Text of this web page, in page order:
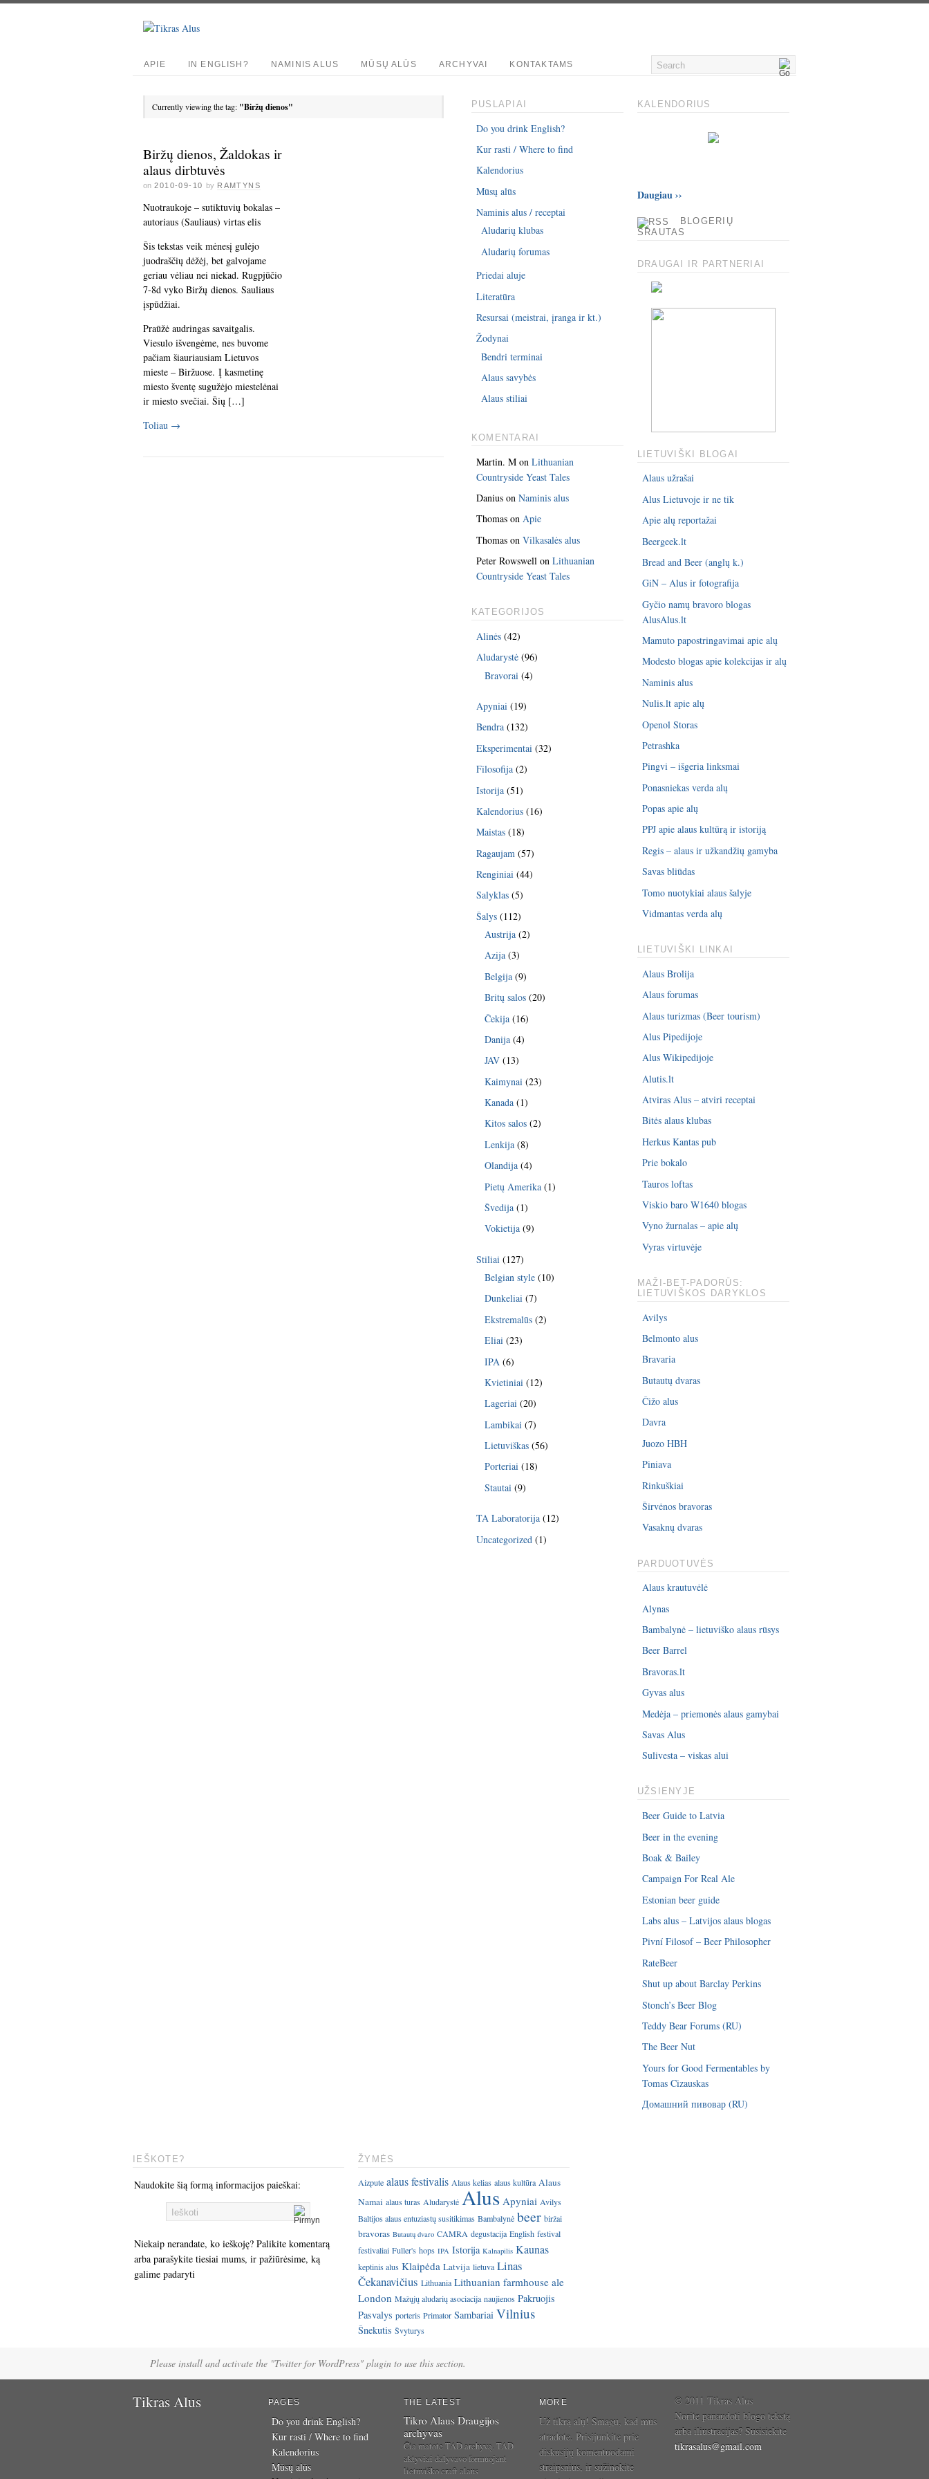
APIE IN ENGLISH? NAMINIS ALUS MŪSŲ ALŪS ARCHYVAI KONTAKTAMS
Currently viewing the tag: "Biržų dienos"
Biržų dienos, Žaldokas ir
alaus dirbtuvės
on 2010-09-10 by RAMTYNS
Nuotraukoje – sutiktuvių bokalas –
autoriaus (Sauliaus) virtas elis
Šis tekstas veik mėnesį gulėjo
juodraščių dėžėj, bet galvojame
geriau vėliau nei niekad. Rugpjūčio
7-8d vyko Biržų dienos. Sauliaus
įspūdžiai.
Praūžė audringas savaitgalis.
Viesulo išvengėme, nes buvome
pačiam šiauriausiam Lietuvos
mieste – Biržuose. Į kasmetinę
miesto šventę sugužėjo miestelėnai
ir miesto svečiai. Šių […]
Toliau →
PUSLAPIAI
Do you drink English?
Kur rasti / Where to find
Kalendorius
Mūsų alūs
Naminis alus / receptai
Aludarių klubas
Aludarių forumas
Priedai aluje
Literatūra
Resursai (meistrai, įranga ir kt.)
Žodynai
Bendri terminai
Alaus savybės
Alaus stiliai
KOMENTARAI
Martin. M onLithuanian
Countryside Yeast Tales
Danius onNaminis alus
Thomas onApie
Thomas onVilkasalės alus
Peter Rowswell onLithuanian
Countryside Yeast Tales
KATEGORIJOS
Alinės (42)
Aludarystė (96)
Bravorai (4)
Apyniai (19)
Bendra (132)
Eksperimentai (32)
Filosofija (2)
Istorija (51)
Kalendorius (16)
Maistas (18)
Ragaujam (57)
Renginiai (44)
Salyklas (5)
Šalys (112)
Austrija (2)
Azija (3)
Belgija (9)
Britų salos (20)
Čekija (16)
Danija (4)
JAV (13)
Kaimynai (23)
Kanada (1)
Kitos salos (2)
Lenkija (8)
Olandija (4)
Pietų Amerika (1)
Švedija (1)
Vokietija (9)
Stiliai (127)
Belgian style (10)
Dunkeliai (7)
Ekstremalūs (2)
Eliai (23)
IPA (6)
Kvietiniai (12)
Lageriai (20)
Lambikai (7)
Lietuviškas (56)
Porteriai (18)
Stautai (9)
TA Laboratorija (12)
Uncategorized (1)
KALENDORIUS
Daugiau››
BLOGERIŲ
SRAUTAS
DRAUGAI IR PARTNERIAI
LIETUVIŠKI BLOGAI
Alaus užrašai
Alus Lietuvoje ir ne tik
Apie alų reportažai
Beergeek.lt
Bread and Beer (anglų k.)
GiN – Alus ir fotografija
Gyčio namų bravoro blogas
AlusAlus.lt
Mamuto papostringavimai apie alų
Modesto blogas apie kolekcijas ir alų
Naminis alus
Nulis.lt apie alų
Openol Storas
Petrashka
Pingvi – išgeria linksmai
Ponasniekas verda alų
Popas apie alų
PPJ apie alaus kultūrą ir istoriją
Regis – alaus ir užkandžių gamyba
Savas bliūdas
Tomo nuotykiai alaus šalyje
Vidmantas verda alų
LIETUVIŠKI LINKAI
Alaus Brolija
Alaus forumas
Alaus turizmas (Beer tourism)
Alus Pipedijoje
Alus Wikipedijoje
Alutis.lt
Atviras Alus – atviri receptai
Bitės alaus klubas
Herkus Kantas pub
Prie bokalo
Tauros loftas
Viskio baro W1640 blogas
Vyno žurnalas – apie alų
Vyras virtuvėje
MAŽI-BET-PADORŪS:
LIETUVIŠKOS DARYKLOS
Avilys
Belmonto alus
Bravaria
Butautų dvaras
Čižo alus
Davra
Juozo HBH
Piniava
Rinkuškiai
Širvėnos bravoras
Vasaknų dvaras
PARDUOTUVĖS
Alaus krautuvėlė
Alynas
Bambalynė – lietuviško alaus rūsys
Beer Barrel
Bravoras.lt
Gyvas alus
Medėja – priemonės alaus gamybai
Savas Alus
Sulivesta – viskas alui
UŽSIENYJE
Beer Guide to Latvia
Beer in the evening
Boak & Bailey
Campaign For Real Ale
Estonian beer guide
Labs alus – Latvijos alaus blogas
Pivní Filosof – Beer Philosopher
RateBeer
Shut up about Barclay Perkins
Stonch’s Beer Blog
Teddy Bear Forums (RU)
The Beer Nut
Yours for Good Fermentables by
Tomas Cizauskas
Домашний пивовар (RU)
IEŠKOTE?
Naudokite šią formą informacijos paieškai:
Niekaip nerandate, ko ieškoję? Palikite komentarą
arba parašykite tiesiai mums, ir pažiūrėsime, ką
galime padaryti
ŽYMĖS
Aizpute alaus festivalis Alaus kelias alaus kultūra Alaus
Namai alaus turas Aludarystė Alus Apyniai Avilys
Baltijos alaus entuziastų susitikimas Bambalynė beer biržai
bravoras Butautų dvaro CAMRA degustacija English festival
festivaliai Fuller's hops IPA Istorija Kalnapilis Kaunas
keptinis alus Klaipėda Latvija lietuva Linas
Čekanavičius Lithuania Lithuanian farmhouse ale
London Mažųjų aludarių asociacija naujienos Pakruojis
Pasvalys porteris Primator Sambariai Vilnius
Šnekutis Švyturys
Please install and activate the "Twitter for WordPress" plugin to use this section.
Tikras Alus PAGES
Do you drink English?
Kur rasti / Where to find
Kalendorius
Mūsų alūs
THE LATEST
Tikro Alaus Draugijos
archyvas
Čia matote TAD archyvą. TAD
aktyviai dalyvavo formuojant
lietuviško craft alaus
MORE
Už tikrą alų! Smagu, kad mus
atradote. Prisijunkite prie
diskusijų komentuodami
straipsnius, ir sužinokite
© 2011 Tikras Alus
Norite panaudoti blogo tekstą
arba iliustracijas? Susisiekite
tikrasalus@gmail.com